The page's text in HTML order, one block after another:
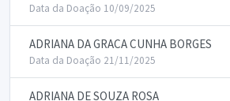
Data da Doação 10/09/2025
ADRIANA DA GRACA CUNHA BORGES
Data da Doação 21/11/2025
ADRIANA DE SOUZA ROSA